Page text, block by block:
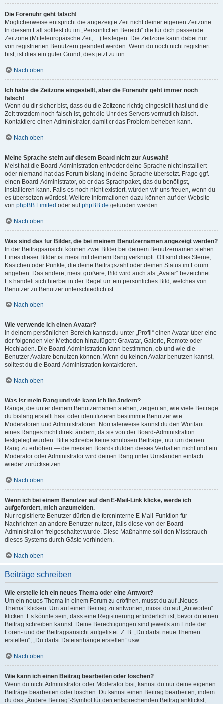
Die Forenuhr geht falsch!
Möglicherweise entspricht die angezeigte Zeit nicht deiner eigenen Zeitzone.
In diesem Fall solltest du im „Persönlichen Bereich“ die für dich passende
Zeitzone (Mitteleuropäische Zeit, ...) festlegen. Die Zeitzone kann dabei nur
von registrierten Benutzern geändert werden. Wenn du noch nicht registriert
bist, ist dies ein guter Grund, dies jetzt zu tun.
Nach oben
Ich habe die Zeitzone eingestellt, aber die Forenuhr geht immer noch
falsch!
Wenn du dir sicher bist, dass du die Zeitzone richtig eingestellt hast und die
Zeit trotzdem noch falsch ist, geht die Uhr des Servers vermutlich falsch.
Kontaktiere einen Administrator, damit er das Problem beheben kann.
Nach oben
Meine Sprache steht auf diesem Board nicht zur Auswahl!
Meist hat die Board-Administration entweder deine Sprache nicht installiert
oder niemand hat das Forum bislang in deine Sprache übersetzt. Frage ggf.
einen Board-Administrator, ob er das Sprachpaket, das du benötigst,
installieren kann. Falls es noch nicht existiert, würden wir uns freuen, wenn du
es übersetzen würdest. Weitere Informationen dazu können auf der Website
von phpBB Limited oder aufphpBB.de gefunden werden.
Nach oben
Was sind das für Bilder, die bei meinem Benutzernamen angezeigt werden?
In der Beitragsansicht können zwei Bilder bei deinem Benutzernamen stehen.
Eines dieser Bilder ist meist mit deinem Rang verknüpft: Oft sind dies Sterne,
Kästchen oder Punkte, die deine Beitragszahl oder deinen Status im Forum
angeben. Das andere, meist größere, Bild wird auch als „Avatar“ bezeichnet.
Es handelt sich hierbei in der Regel um ein persönliches Bild, welches von
Benutzer zu Benutzer unterschiedlich ist.
Nach oben
Wie verwende ich einen Avatar?
In deinem persönlichen Bereich kannst du unter „Profil“ einen Avatar über eine
der folgenden vier Methoden hinzufügen: Gravatar, Galerie, Remote oder
Hochladen. Die Board-Administration kann bestimmen, ob und wie die
Benutzer Avatare benutzen können. Wenn du keinen Avatar benutzen kannst,
solltest du die Board-Administration kontaktieren.
Nach oben
Was ist mein Rang und wie kann ich ihn ändern?
Ränge, die unter deinem Benutzernamen stehen, zeigen an, wie viele Beiträge
du bislang erstellt hast oder identifizieren bestimmte Benutzer wie
Moderatoren und Administratoren. Normalerweise kannst du den Wortlaut
eines Ranges nicht direkt ändern, da sie von der Board-Administration
festgelegt wurden. Bitte schreibe keine sinnlosen Beiträge, nur um deinen
Rang zu erhöhen — die meisten Boards dulden dieses Verhalten nicht und ein
Moderator oder Administrator wird deinen Rang unter Umständen einfach
wieder zurücksetzen.
Nach oben
Wenn ich bei einem Benutzer auf den E-Mail-Link klicke, werde ich
aufgefordert, mich anzumelden.
Nur registrierte Benutzer dürfen die foreninterne E-Mail-Funktion für
Nachrichten an andere Benutzer nutzen, falls diese von der Board-
Administration freigeschaltet wurde. Diese Maßnahme soll den Missbrauch
dieses Systems durch Gäste verhindern.
Nach oben
Beiträge schreiben
Wie erstelle ich ein neues Thema oder eine Antwort?
Um ein neues Thema in einem Forum zu eröffnen, musst du auf „Neues
Thema“ klicken. Um auf einen Beitrag zu antworten, musst du auf „Antworten“
klicken. Es könnte sein, dass eine Registrierung erforderlich ist, bevor du einen
Beitrag schreiben kannst. Deine Berechtigungen sind jeweils am Ende der
Foren- und der Beitragsansicht aufgelistet. Z. B. „Du darfst neue Themen
erstellen“, „Du darfst Dateianhänge erstellen“ usw.
Nach oben
Wie kann ich einen Beitrag bearbeiten oder löschen?
Wenn du nicht Administrator oder Moderator bist, kannst du nur deine eigenen
Beiträge bearbeiten oder löschen. Du kannst einen Beitrag bearbeiten, indem
du das „Ändere Beitrag“-Symbol für den entsprechenden Beitrag anklickst;